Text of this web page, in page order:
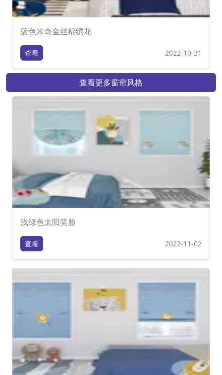
蓝色米奇金丝棉绣花
查看 2022-10-31
查看更多窗帘风格
浅绿色太阳笑脸
查看 2022-11-02